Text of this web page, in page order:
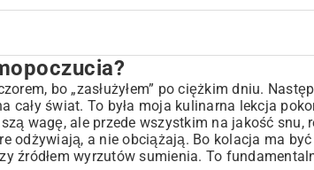
bo „zasłużyłem” po ciężkim dniu.
cały świat. To była moja kulinarna lekcja
wagę, ale przede wszystkim na jakość snu,
odżywiają, a nie obciążają. Bo kolacja ma być
źródłem wyrzutów sumienia. To